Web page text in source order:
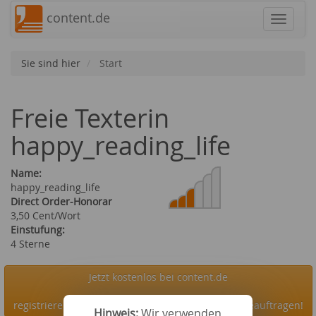
content.de
Sie sind hier Start
Freie Texterin
happy_reading_life
Name:
happy_reading_life
Direct Order-Honorar
3,50 Cent/Wort
Einstufung:
4 Sterne
Jetzt kostenlos bei content.de
registrieren und die Autorin happy_reading_life beauftragen!